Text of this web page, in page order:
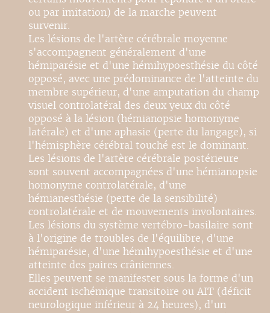
ou par imitation) de la marche peuvent
survenir.
Les lésions de l'artère cérébrale moyenne
s'accompagnent généralement d'une
hémiparésie et d'une hémihypoesthésie du côté
opposé, avec une prédominance de l'atteinte du
membre supérieur, d'une amputation du champ
visuel controlatéral des deux yeux du côté
opposé à la lésion (hémianopsie homonyme
latérale) et d'une aphasie (perte du langage), si
l'hémisphère cérébral touché est le dominant.
Les lésions de l'artère cérébrale postérieure
sont souvent accompagnées d'une hémianopsie
homonyme controlatérale, d'une
hémianesthésie (perte de la sensibilité)
controlatérale et de mouvements involontaires.
Les lésions du système vertébro-basilaire sont
à l'origine de troubles de l'équilibre, d'une
hémiparésie, d'une hémihypoesthésie et d'une
atteinte des paires crâniennes.
Elles peuvent se manifester sous la forme d'un
accident ischémique transitoire ou AIT (déficit
neurologique inférieur à 24 heures), d'un